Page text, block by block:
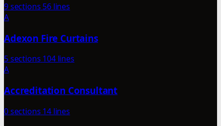
9 sections 56 lines
A
Adexon Fire Curtains
5 sections 104 lines
A
Accreditation Consultant
0 sections 14 lines